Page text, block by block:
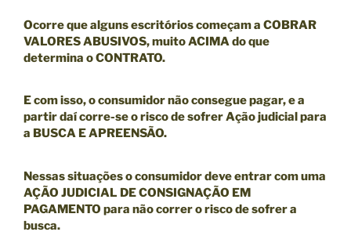
Ocorre que alguns escritórios começam a COBRAR
VALORES ABUSIVOS, muito ACIMA do que
determina o CONTRATO.
E com isso, o consumidor não consegue pagar, e a
partir daí corre-se o risco de sofrer Ação judicial para
a BUSCA E APREENSÃO.
Nessas situações o consumidor deve entrar com uma
AÇÃO JUDICIAL DE CONSIGNAÇÃO EM
PAGAMENTO para não correr o risco de sofrer a
busca.